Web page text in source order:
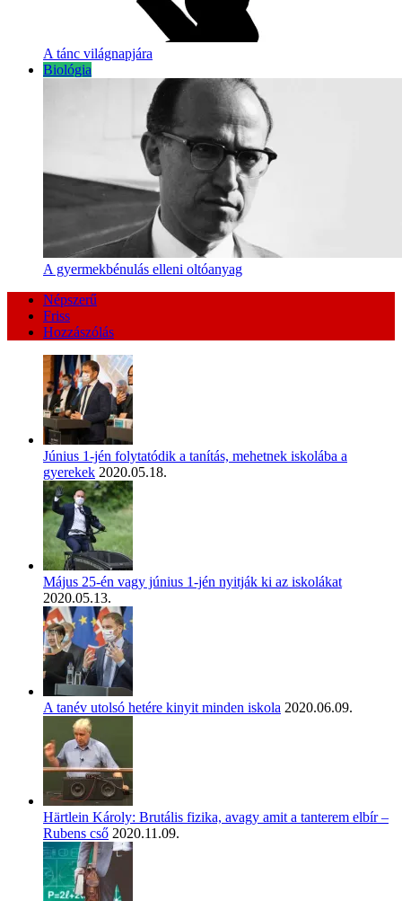
A tánc világnapjára
Biológia
A gyermekbénulás elleni oltóanyag
Népszerű
Friss
Hozzászólás
Június 1-jén folytatódik a tanítás, mehetnek iskolába a
gyerekek 2020.05.18.
Május 25-én vagy június 1-jén nyitják ki az iskolákat
2020.05.13.
A tanév utolsó hetére kinyit minden iskola 2020.06.09.
Härtlein Károly: Brutális fizika, avagy amit a tanterem elbír –
Rubens cső 2020.11.09.